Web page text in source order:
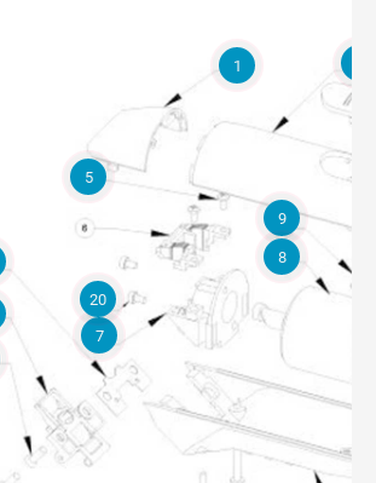
1
9
7
5
20
8